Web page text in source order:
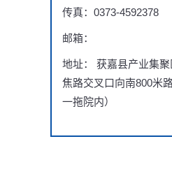
传真：0373-4592378
邮箱：
地址： 获嘉县产业集
焦路交叉口向南800米
一拖院内）